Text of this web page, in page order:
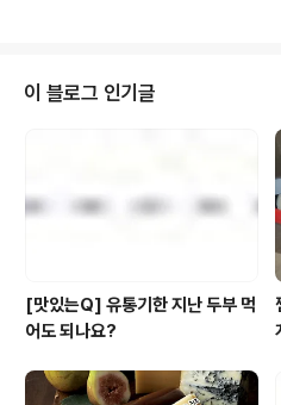
없이 다 있다는 '브릭 레인' 음식을 원하는 사
장소인 '버러 마켓'까지 그야말로 재래시장을
정취를 다양하게 느끼실 수 있답니다. 생활
을 파는 우리의 시장보다는 조금 더 잡화점
국만의 멋을 간직한 그곳의 재래시장을 만
우리나라의 재..
이 블로그 인기글
[맛있는Q] 유통기한 지난 두부 먹
어도 되나요?